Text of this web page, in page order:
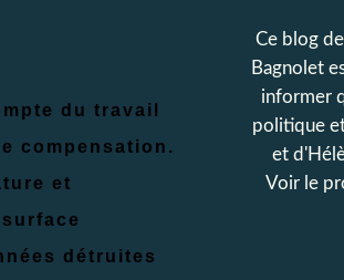
du travail
compensation.
et
détruites
Ce blog
Bagnolet
informer
politique
et
Voir le